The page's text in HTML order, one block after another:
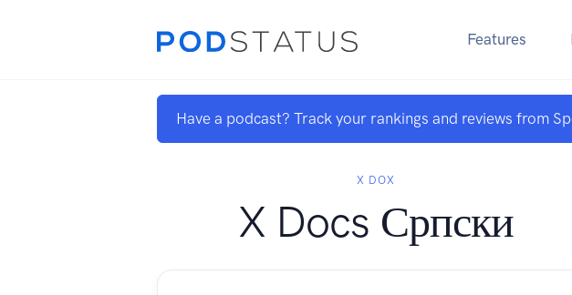
Features
Have a podcast? Track your rankings and reviews from
X DOX
X Docs Српски